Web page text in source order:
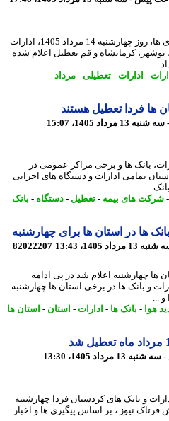
بر اساس آخرین اطلاعیه های استانداری ها، روز چهارشنبه 14 مرداد 1405، ادارات
کرمانشاه و قم تعطیل اعلام شده
- ادارات - تعطیلی-مرداد
فردا تعطیل هستند
ها و برخی مراکز عمومی در
تمامی ادارات و دستگاه های اجرایی
های بیمه -تعطیل-دستگاه-بانک
در استان ها برای چهارشنبه
82022207
اعلام شد در پی ادامه
ها در برخی استان ها چهارشنبه
-بانک ها- ادارات - استان-استان ها
و بانک های کردستان فردا چهارشنبه
نیوز ، بر اساس پیگیری ها و اخبار